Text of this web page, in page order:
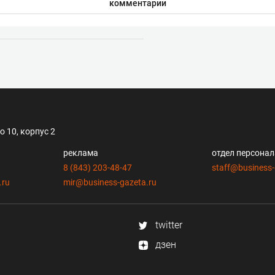
комментарии
10, корпус 2
реклама
8 (843) 203-48-47
mir@business-gazeta.ru
отдел
twitter
дзен